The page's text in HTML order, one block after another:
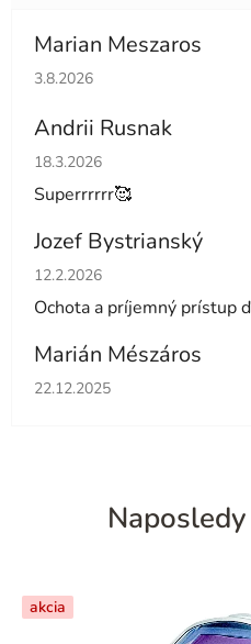
Marian Meszaros
Hodnotenie obchodu je 5 z
3.8.2026
Andrii Rusnak
Hodnotenie obchodu je 5 z
18.3.2026
Superrrrrr🥰
Jozef Bystrianský
Hodnotenie obchodu je 5 z
12.2.2026
Ochota a príjemný prístup
Marián Mészáros
Hodnotenie obchodu je 5 z
22.12.2025
akcia